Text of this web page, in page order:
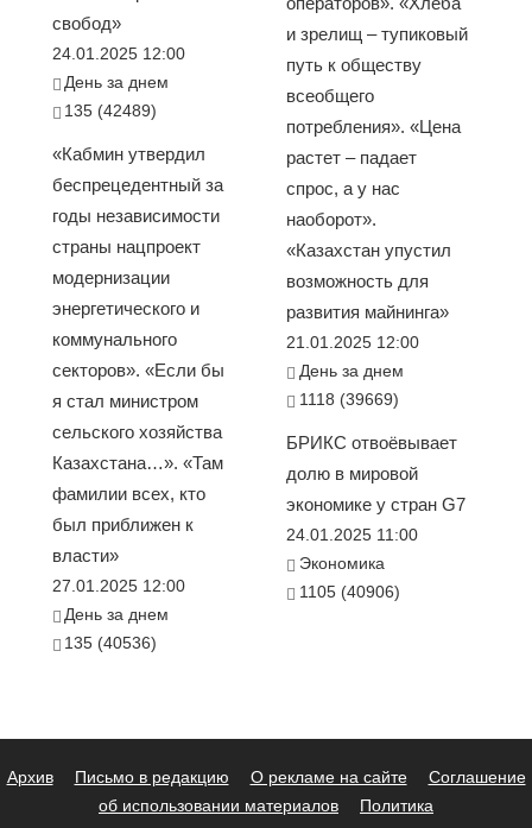
свобод»
24.01.2025 12:00
День за днем
135 (42489)
«Кабмин утвердил
беспрецедентный за
годы независимости
страны нацпроект
модернизации
энергетического и
коммунального
секторов». «Если бы
я стал министром
сельского хозяйства
Казахстана…». «Там
фамилии всех, кто
был приближен к
власти»
27.01.2025 12:00
День за днем
135 (40536)
и зрелищ – тупиковый
путь к обществу
всеобщего
потребления». «Цена
растет – падает
спрос, а у нас
наоборот».
«Казахстан упустил
возможность для
развития майнинга»
21.01.2025 12:00
День за днем
1118 (39669)
БРИКС отвоёвывает
долю в мировой
экономике у стран G7
24.01.2025 11:00
Экономика
1105 (40906)
Архив Письмо в редакцию О рекламе на сайте
Соглашение
об использовании материалов
Политика